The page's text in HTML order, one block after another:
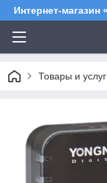
Интернет-
Товары и